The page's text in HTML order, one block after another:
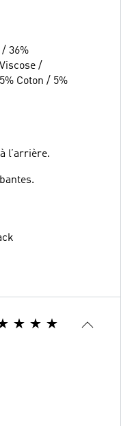
36%
/
Coton / 5%
l’arrière.